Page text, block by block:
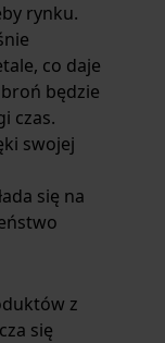
rynku.
co daje
będzie
czas.
swojej
się na
z
się